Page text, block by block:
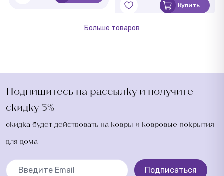
Купить
Больше товаров
Подпишитесь на рассылку и получите
скидку 5%
скидка будет действовать на ковры и ковровые покрытия
для дома
Подписаться